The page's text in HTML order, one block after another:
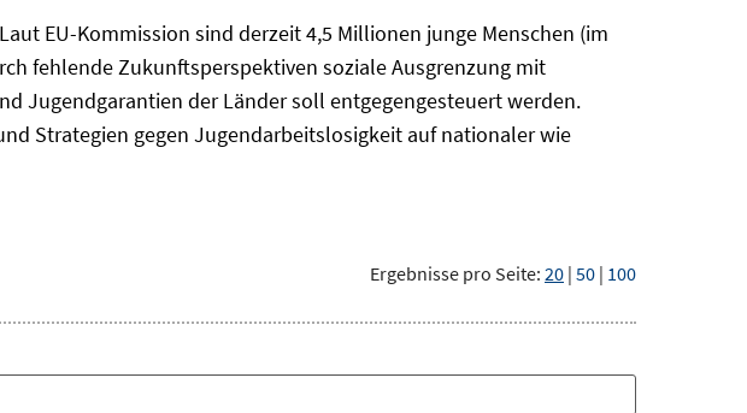
EU-Kommission sind derzeit 4,5 Millionen junge Menschen (im
fehlende Zukunftsperspektiven soziale Ausgrenzung mit
Jugendgarantien der Länder soll entgegengesteuert werden.
Strategien gegen Jugendarbeitslosigkeit auf nationaler wie
Ergebnisse pro Seite: 20 | 50 | 100